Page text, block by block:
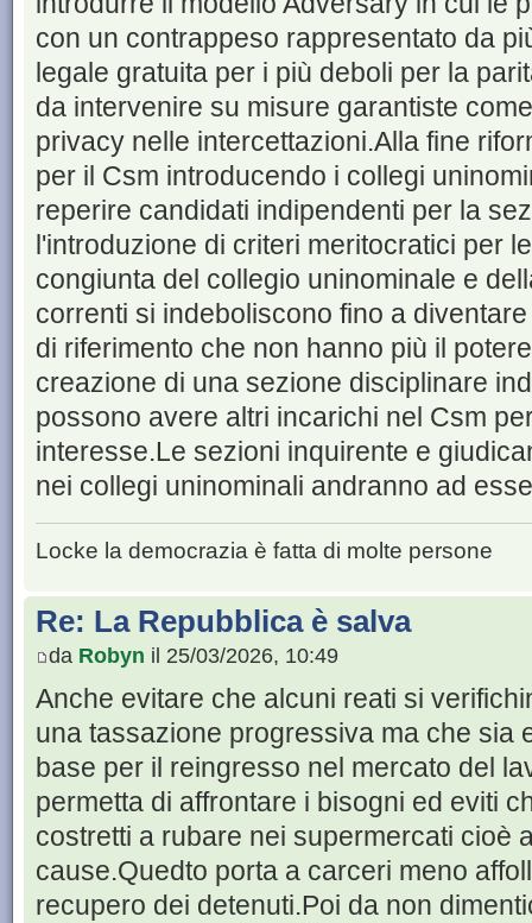
con un contrappeso rappresentato da
legale gratuita per i più deboli per la
da intervenire su misure garantiste
privacy nelle intercettazioni.Alla fine
per il Csm introducendo i collegi
reperire candidati indipendenti per la
l'introduzione di criteri meritocratici per
congiunta del collegio uninominale e
correnti si indeboliscono fino a
di riferimento che non hanno più il
creazione di una sezione disciplinare
possono avere altri incarichi nel Csm
interesse.Le sezioni inquirente e
nei collegi uninominali andranno ad
Locke la democrazia è fatta di molte persone
Re: La Repubblica è salva
da Robyn il 25/03/2026, 10:49
Anche evitare che alcuni reati si
una tassazione progressiva ma che sia
base per il reingresso nel mercato del
permetta di affrontare i bisogni ed eviti
costretti a rubare nei supermercati cioè
cause.Quedto porta a carceri meno
recupero dei detenuti.Poi da non